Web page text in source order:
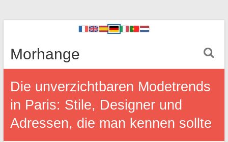
Morhange
Die unverzichtbaren Modetrends
in Paris: Stile, Designer und
Adressen, die man kennen sollte